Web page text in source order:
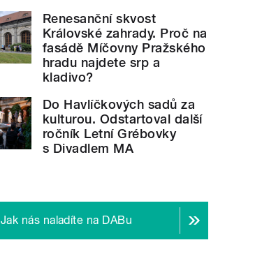
Renesanční skvost
Královské zahrady. Proč na
fasádě Míčovny Pražského
hradu najdete srp a
kladivo?
Do Havlíčkových sadů za
kulturou. Odstartoval další
ročník Letní Grébovky
s Divadlem MA
Jak nás naladíte na DABu